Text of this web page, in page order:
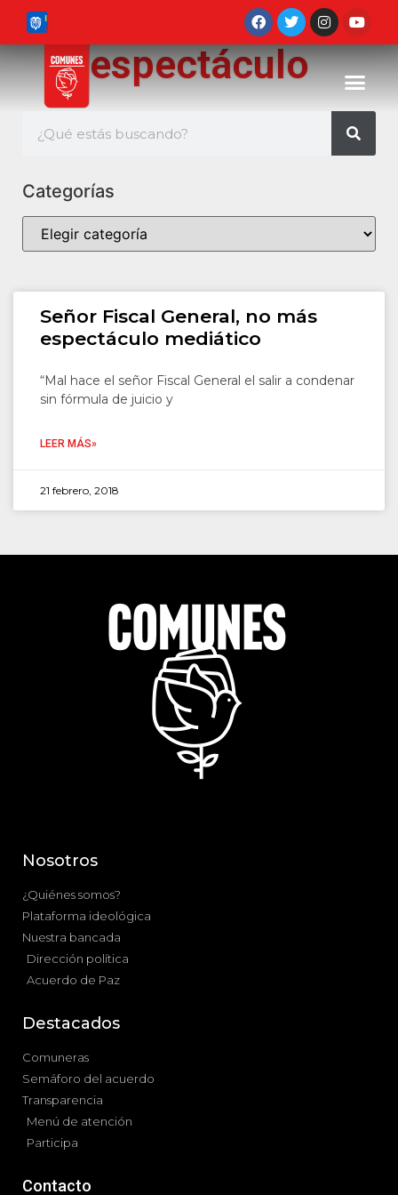
espectáculo
Categorías
Señor Fiscal General, no más
espectáculo mediático
“Mal hace el señor Fiscal General el salir a condenar
sin fórmula de juicio y
LEER MÁS»
21 febrero, 2018
Nosotros
¿Quiénes somos?
Plataforma ideológica
Nuestra bancada
Dirección política
Acuerdo de Paz
Destacados
Comuneras
Semáforo del acuerdo
Transparencia
Menú de atención
Participa
Contacto